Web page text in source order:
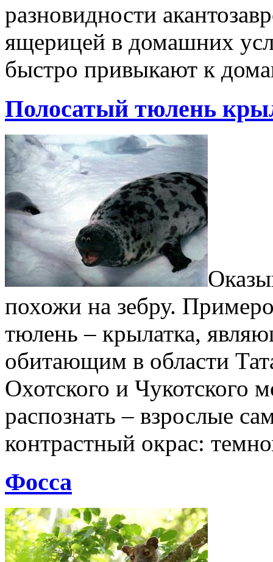
разновидности
ящерицей в домашних
быстро привыкают к
Полосатый тюлень
похожи на зебру.
тюлень – крылатка,
обитающим в области
Охотского и Чукотского
распознать – взрослые
контрастный окрас:
Фосса